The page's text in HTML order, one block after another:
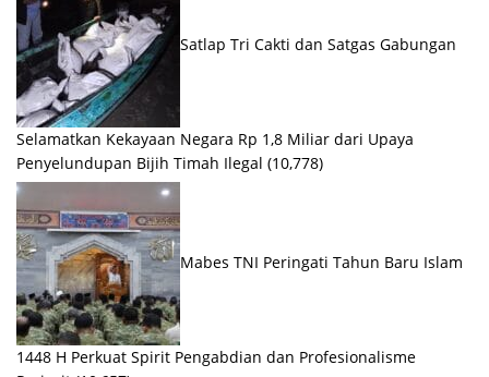
Satlap Tri Cakti dan Satgas Gabungan
Selamatkan Kekayaan Negara Rp 1,8 Miliar dari Upaya
Penyelundupan Bijih Timah Ilegal (10,778)
Mabes TNI Peringati Tahun Baru Islam
1448 H Perkuat Spirit Pengabdian dan Profesionalisme